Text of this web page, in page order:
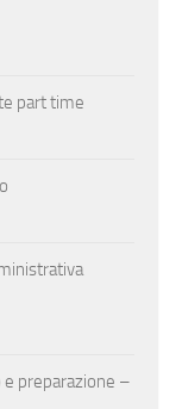
part time
preparazione –